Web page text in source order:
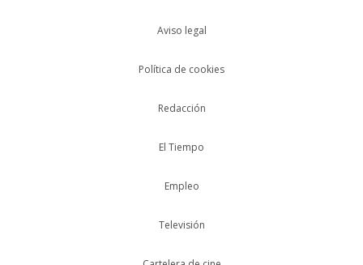
Aviso legal
Política de cookies
Redacción
El Tiempo
Empleo
Televisión